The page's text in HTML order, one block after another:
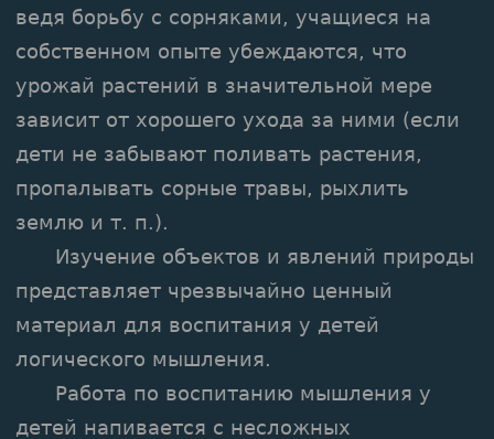
ведя борьбу с сорняками, учащиеся на
собственном опыте убеждаются, что
урожай растений в значительной мере
зависит от хорошего ухода за ними (если
дети не забывают поливать растения,
пропалывать сорные травы, рыхлить
землю и т. п.).
Изучение объектов и явлений природы
представляет чрезвычайно ценный
материал для воспитания у детей
логического мышления.
Работа по воспитанию мышления у
детей напивается с несложных